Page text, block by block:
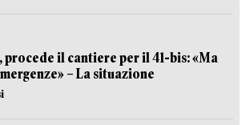
procede il cantiere per il 41-bis: «Ma
– La situazione